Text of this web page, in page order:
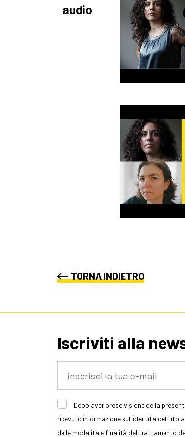
audio
TORNA INDIETRO
Iscriviti alla
Dopo aver preso visione della
ricevuto informazione sull’identità del
delle modalità e finalità del trattamento